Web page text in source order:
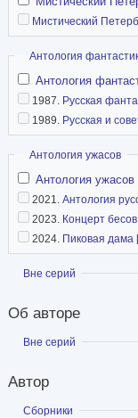
Мистический
Скрыть
Антология
Антология
1987. Русская
1989. Русская и
Скрыть
Антология ужасов
Антология ужасов
2021. Антология
2023. Концерт
2024. Пиковая дама
Показать
Вне серий
Об авторе
Показать
Вне серий
Автор
Показать
Сборники